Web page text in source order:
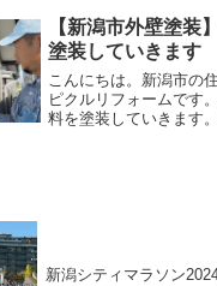
め塗料を塗装しました
を塗装しています。錆
【新潟市外壁塗装
塗装していきます
こんにちは。新潟市の
ピクルリフォームです
料を塗装していきます
新潟シティマラソン